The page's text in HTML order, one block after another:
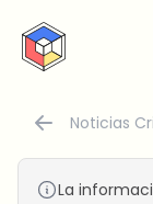
CryptoTicker
Noticias
La